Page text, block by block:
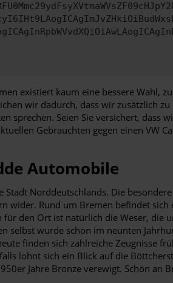
existiert kaum eine bessere Wahl,
wir dadurch, dass wir zusätzlich
sprechen. Seien Sie versichert,
Gebrauchten gegen einen VW
Automobile
Norddeutschlands. Die
wider. Rund um Bremen befindet
den Ort ist natürlich die Weser,
wurde schon im neunten
finden sich zahlreiche Zeugnisse
lohnt sich ein Blick auf die
Jahre Bronze verewigt. Schön an